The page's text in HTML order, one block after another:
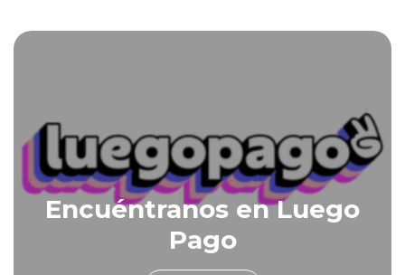
Encuéntranos en Luego
Pago